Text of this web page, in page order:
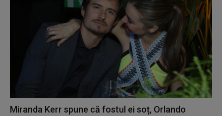
Miranda Kerr spune că fostul ei soț, Orlando